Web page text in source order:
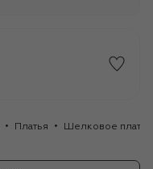
Платья Шелковое платье